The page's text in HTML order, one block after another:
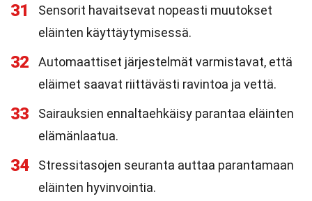
31
Sensorit havaitsevat nopeasti muutokset
eläinten käyttäytymisessä.
32
Automaattiset järjestelmät varmistavat, että
eläimet saavat riittävästi ravintoa ja vettä.
33
Sairauksien ennaltaehkäisy parantaa eläinten
elämänlaatua.
34
Stressitasojen seuranta auttaa parantamaan
eläinten hyvinvointia.